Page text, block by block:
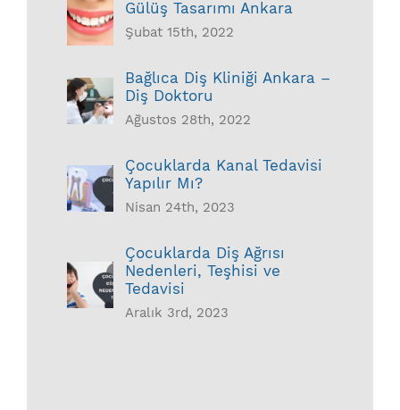
Gülüş Tasarımı Ankara
Şubat 15th, 2022
Bağlıca Diş Kliniği Ankara –
Diş Doktoru
Ağustos 28th, 2022
Çocuklarda Kanal Tedavisi
Yapılır Mı?
Nisan 24th, 2023
Çocuklarda Diş Ağrısı
Nedenleri, Teşhisi ve
Tedavisi
Aralık 3rd, 2023